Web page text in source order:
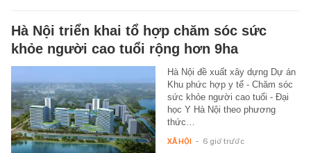
Hà Nội triển khai tổ hợp chăm sóc sức
khỏe người cao tuổi rộng hơn 9ha
Hà Nội đề xuất xây dựng Dự án
Khu phức hợp y tế - Chăm sóc
sức khỏe người cao tuổi - Đại
học Y Hà Nội theo phương
thức…
XÃ HỘI - 6 giờ trước